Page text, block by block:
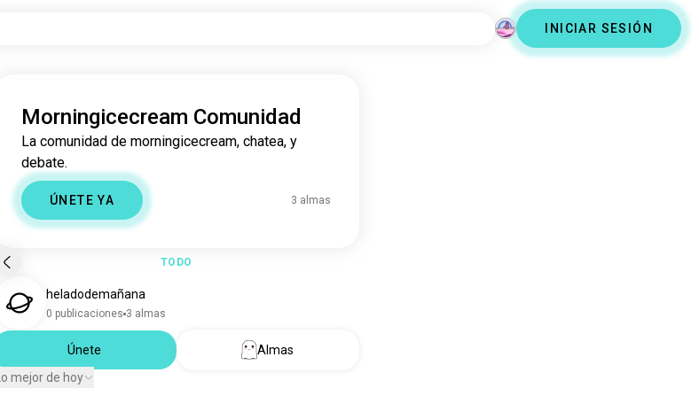
INICIAR SESIÓN
Morningicecream Comunidad
La comunidad de morningicecream, chatea, y
debate.
ÚNETE YA 3 almas
TODO
heladodemañana
0 publicaciones 3 almas
Únete
Almas
Lo mejor de hoy